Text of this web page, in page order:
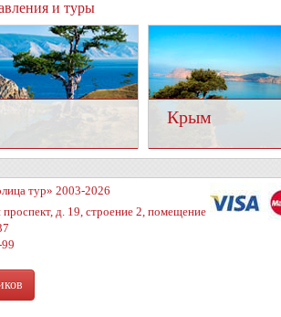
и туры
Крым
тур» 2003-2026
д. 19, строение 2, помещение